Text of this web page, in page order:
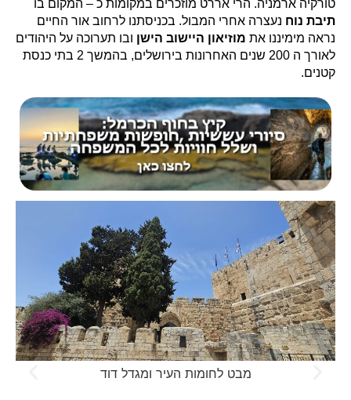
טורקיה ארמניה. הרי אררט מוזכרים במקומות כ – המקום בו
תיבת נוח נעצרה אחרי המבול. בכניסתנו לרחוב אור החיים
נראה מימיננו את מוזיאון היישוב הישן ובו תערוכה על היהודים
לאורך ה 200 שנים האחרונות בירושלים, בהמשך 2 בתי כנסת
קטנים.
מבט לחומות העיר ומגדל דוד